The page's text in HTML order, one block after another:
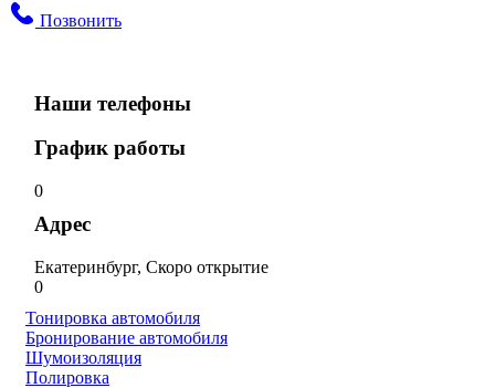
Позвонить
Наши телефоны
График работы
0
Адрес
Екатеринбург, Скоро открытие
0
Тонировка автомобиля
Бронирование автомобиля
Шумоизоляция
Полировка